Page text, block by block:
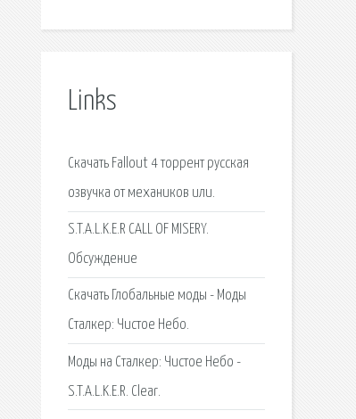
Links
Скачать Fallout 4 торрент русская
озвучка от механиков или.
S.T.A.L.K.E.R CALL OF MISERY.
Обсуждение
Скачать Глобальные моды - Моды
Сталкер: Чистое Небо.
Моды на Сталкер: Чистое Небо -
S.T.A.L.K.E.R. Clear.